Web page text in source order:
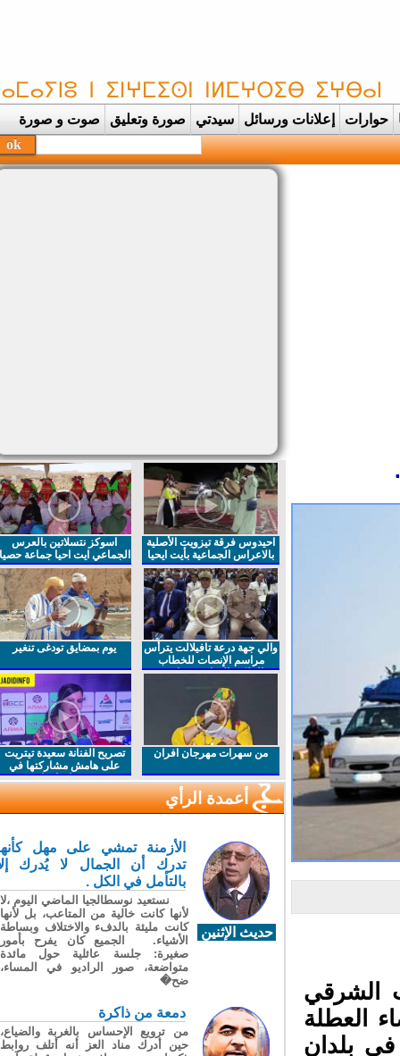
حوارات إعلانات ورسائل سيدتي صورة وتعليق صوت و صورة
الشرقي
المغربي الكثيرة‭ ‬بالتوافد‭ ‬على‭ ‬أرض‭ ‬الوطن‭ ‬لقضاء‭ ‬العطلة‭
‬الصيفية‭ ‬بعد‭ ‬موسم‭ ‬طويل‭ ‬من‭ ‬العمل‭ ‬والاجتهاد‭ ‬في‭ ‬بلدان‭
احيدوس فرقة تيزويت الأصلية
بالاعراس الجماعية بأيت ايحيا
اسوكز نتسلاتين بالعرس
الجماعي ايت احيا جماعة حصيا
والي جهة درعة تافيلالت يترأس
مراسم الإنصات للخطاب
الملكي السامي بمناسبة
يوم بمضايق تودغى تنغير
من سهرات مهرجان افران
تصريح الفنانة سعيدة تيتريت
على هامش مشاركتها في
مهرجان افران
أعمدة الرأي
حديث الإثنين
الأزمنة تمشي على مهل كأنها
تدرك أن الجمال لا يُدرك إلا
بالتأمل في الكل .
نستعيد نوسطالجيا الماضي اليوم ،لا
لأنها كانت خالية من المتاعب، بل لأنها
كانت مليئة بالدفء والاختلاف وبساطة
الأشياء. الجميع كان يفرح بأمور
صغيرة: جلسة عائلية حول مائدة
متواضعة، صور الراديو في المساء،
ضح�
دمعة من ذاكرة
من ترويع الإحساس بالغربة والضياع،
حين أدرك مناد العز أنه أتلف روابط